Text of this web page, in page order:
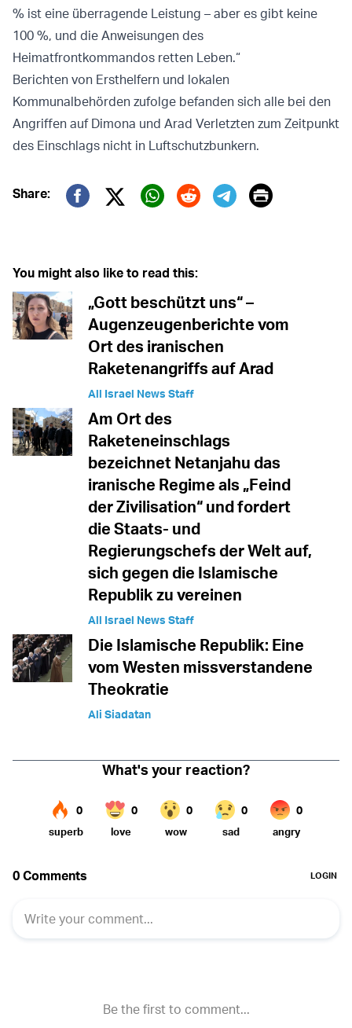
% ist eine überragende Leistung – aber es gibt keine
100 %, und die Anweisungen des
Heimatfrontkommandos retten Leben.“
Berichten von Ersthelfern und lokalen
Kommunalbehörden zufolge befanden sich alle bei den
Angriffen auf Dimona und Arad Verletzten zum Zeitpunkt
des Einschlags nicht in Luftschutzbunkern.
Share:
Twitter (X)
Print
You might also like to read this:
„Gott beschützt uns“ –
Augenzeugenberichte vom
Ort des iranischen
Raketenangriffs auf Arad
All Israel News Staff
Am Ort des
Raketeneinschlags
bezeichnet Netanjahu das
iranische Regime als „Feind
der Zivilisation“ und fordert
die Staats- und
Regierungschefs der Welt auf,
sich gegen die Islamische
Republik zu vereinen
All Israel News Staff
Die Islamische Republik: Eine
vom Westen missverstandene
Theokratie
Ali Siadatan